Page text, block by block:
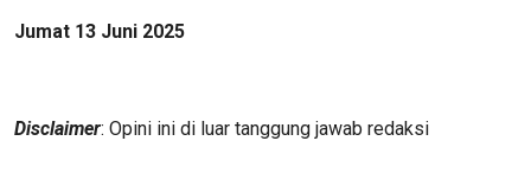
Jumat 13 Juni 2025
Disclaimer: Opini ini di luar tanggung jawab redaksi